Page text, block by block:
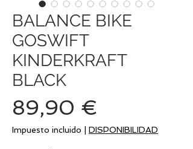
BALANCE BIKE
GOSWIFT
KINDERKRAFT
BLACK
89,90 €
Impuesto incluido DISPONIBILIDAD